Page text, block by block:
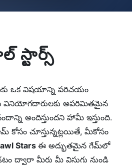
స్టార్స్
ఒక విషయాన్ని పరిచయం
వినియోగదారులకు అపరిమితమైన
అందిస్తుందని హామీ ఇస్తుంది.
కోసం చూస్తున్నట్లయితే, మీకోసం
Stars ఈ అద్భుతమైన గేమ్‌లో
ద్వారా మీరు మీ విసుగు నుండి